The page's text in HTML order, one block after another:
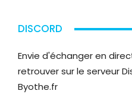
DISCORD
Envie d'échanger en
retrouver sur le serveur
Byothe.fr